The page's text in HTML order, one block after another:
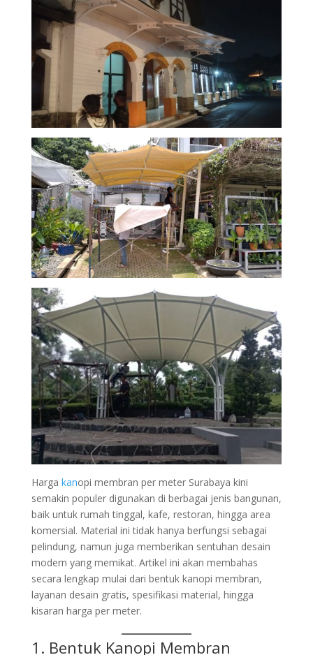
Harga kanopi membran per meter Surabaya kini
semakin populer digunakan di berbagai jenis bangunan,
baik untuk rumah tinggal, kafe, restoran, hingga area
komersial. Material ini tidak hanya berfungsi sebagai
pelindung, namun juga memberikan sentuhan desain
modern yang memikat. Artikel ini akan membahas
secara lengkap mulai dari bentuk kanopi membran,
layanan desain gratis, spesifikasi material, hingga
kisaran harga per meter.
1. Bentuk Kanopi Membran